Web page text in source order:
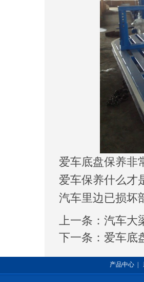
爱车底盘保养非
爱车保养什么才
汽车里边已损坏
上一条： 汽车大
下一条： 爱车底
产品中心